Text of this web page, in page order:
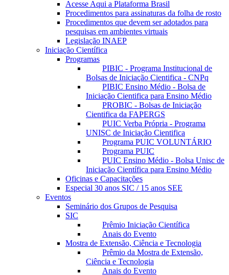
Acesse Aqui a Plataforma Brasil
Procedimentos para assinaturas da folha de rosto
Procedimentos que devem ser adotados para
pesquisas em ambientes virtuais
Legislação INAEP
Iniciação Científica
Programas
PIBIC - Programa Institucional de
Bolsas de Iniciação Cientifica - CNPq
PIBIC Ensino Médio - Bolsa de
Iniciação Cientifica para Ensino Médio
PROBIC - Bolsas de Iniciação
Cientifica da FAPERGS
PUIC Verba Própria - Programa
UNISC de Iniciação Cientifica
Programa PUIC VOLUNTÁRIO
Programa PUIC
PUIC Ensino Médio - Bolsa Unisc de
Iniciação Científica para Ensino Médio
Oficinas e Capacitações
Especial 30 anos SIC / 15 anos SEE
Eventos
Seminário dos Grupos de Pesquisa
SIC
Prêmio Iniciação Científica
Anais do Evento
Mostra de Extensão, Ciência e Tecnologia
Prêmio da Mostra de Extensão,
Ciência e Tecnologia
Anais do Evento